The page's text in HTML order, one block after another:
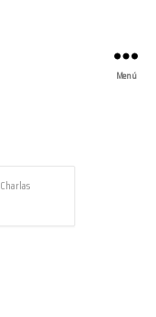
AECID
Menú
Charlas